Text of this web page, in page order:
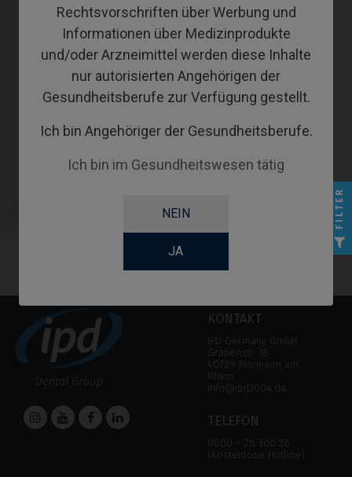
Rechtsvorschriften über Werbung und
Informationen über Medizinprodukte
und/oder Arzneimittel werden diese Inhalte
nur autorisierten Angehörigen der
Gesundheitsberufe zur Verfügung gestellt.
Ich bin Angehöriger der Gesundheitsberufe.
Ich bin im Gesundheitswesen tätig
NEIN
JA
KONTAKT
IPD Germany GmbH
Grabenstr. 18
40789 Monheim am
Rhein
info@ipd2004.de
TELEFON
0800 – 28 300 28
(Kostenlose Hotline)
FILTER